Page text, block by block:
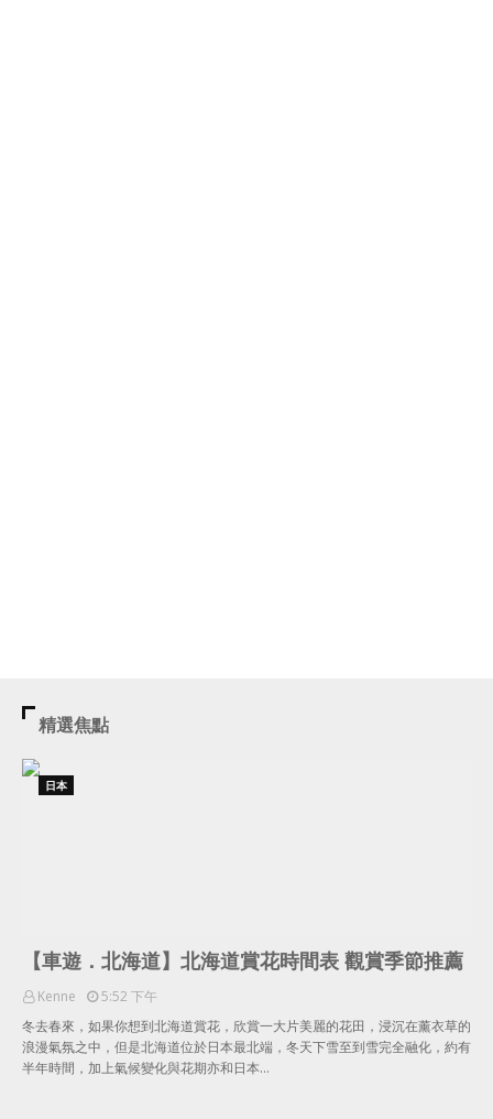
精選焦點
日本
【車遊．北海道】北海道賞花時間表 觀賞季節推薦
Kenne
5:52 下午
冬去春來，如果你想到北海道賞花，欣賞一大片美麗的花田，浸沉在薰衣草的
浪漫氣氛之中，但是北海道位於日本最北端，冬天下雪至到雪完全融化，約有
半年時間，加上氣候變化與花期亦和日本…